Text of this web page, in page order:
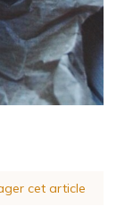
cet article